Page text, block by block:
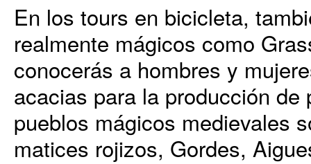
En los tours en bicicleta,
realmente mágicos como
conocerás a hombres y
acacias para la producción
pueblos mágicos medievales
matices rojizos, Gordes,